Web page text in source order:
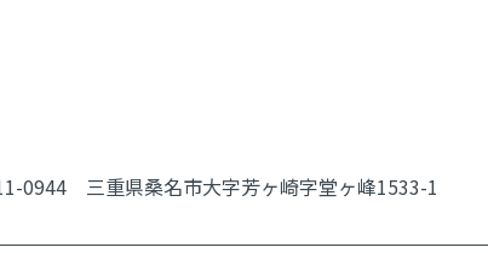
0944 三重県桑名市大字芳ヶ崎字堂ヶ峰1533-1